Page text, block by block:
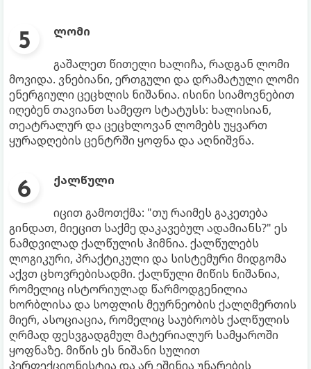
ლომი
გაშალეთ წითელი ხალიჩა, რადგან ლომი
მოვიდა. ვნებიანი, ერთგული და დრამატული ლომი
ენერგიული ცეცხლის ნიშანია. ისინი სიამოვნებით
იღებენ თავიანთ სამეფო სტატუსს: ხალისიან,
თეატრალურ და ცეცხლოვან ლომებს უყვართ
ყურადღების ცენტრში ყოფნა და აღნიშვნა.
ქალწული
იცით გამოთქმა: "თუ რაიმეს გაკეთება
გინდათ, მიეცით საქმე დაკავებულ ადამიანს?" ეს
ნამდვილად ქალწულის ჰიმნია. ქალწულებს
ლოგიკური, პრაქტიკული და სისტემური მიდგომა
აქვთ ცხოვრებისადმი. ქალწული მიწის ნიშანია,
რომელიც ისტორიულად წარმოდგენილია
ხორბლისა და სოფლის მეურნეობის ქალღმერთის
მიერ, ასოციაცია, რომელიც საუბრობს ქალწულის
ღრმად ფესვგადგმულ მატერიალურ სამყაროში
ყოფნაზე. მიწის ეს ნიშანი სულით
პერფექციონისტია და არ ეშინია უნარების